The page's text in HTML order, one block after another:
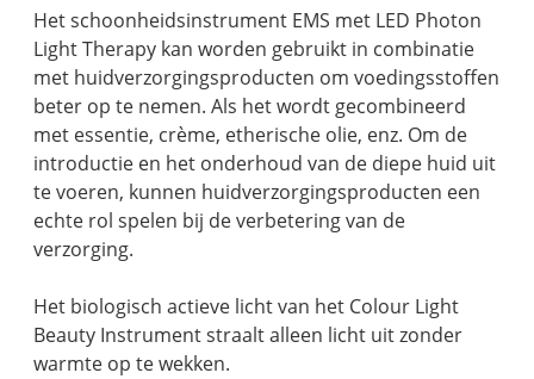
Het schoonheidsinstrument EMS met LED Photon
Light Therapy kan worden gebruikt in combinatie
met huidverzorgingsproducten om voedingsstoffen
beter op te nemen. Als het wordt gecombineerd
met essentie, crème, etherische olie, enz. Om de
introductie en het onderhoud van de diepe huid uit
te voeren, kunnen huidverzorgingsproducten een
echte rol spelen bij de verbetering van de
verzorging.
Het biologisch actieve licht van het Colour Light
Beauty Instrument straalt alleen licht uit zonder
warmte op te wekken.